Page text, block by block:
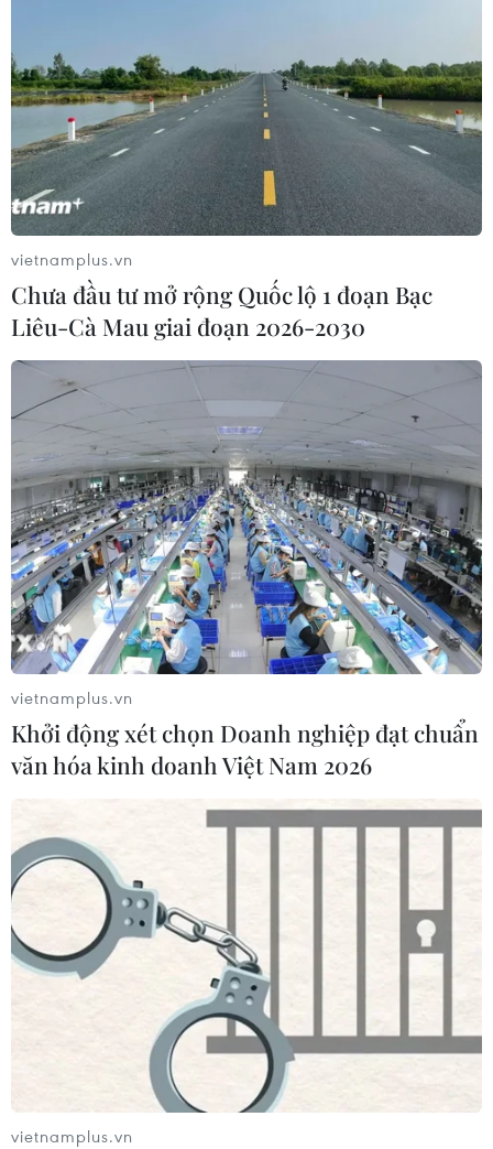
vietnamplus.vn
Chưa đầu tư mở rộng Quốc lộ 1 đoạn Bạc
Liêu-Cà Mau giai đoạn 2026-2030
vietnamplus.vn
Khởi động xét chọn Doanh nghiệp đạt chuẩn
văn hóa kinh doanh Việt Nam 2026
vietnamplus.vn